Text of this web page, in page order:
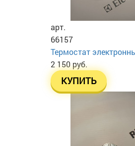
арт.
66157
Термостат
2 150 руб.
КУПИТЬ